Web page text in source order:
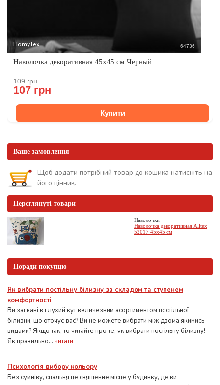
HomyTex 64736
Наволочка декоративная 45x45 см Черный
109 грн
107 грн
Купити
Ваше замовлення
Щоб додати потрібний товар до кошика натисніть на
його цінник.
Переглянуті товари
Наволочки
Наволочка декоративная Alltex
52017 45x45 см
Поради покупцю
Як вибрати постільну білизну за складом та ступенем
комфортності
Ви загнані в глухий кут величезним асортиментом постільної
білизни, що оточує вас? Ви не можете вибрати між двома якимись
видами? Якщо так, то читайте про те, як вибрати постільну білизну!
Як правильно... читати
Психологія вибору кольору
Без сумніву, спальня це священне місце у будинку, де ви